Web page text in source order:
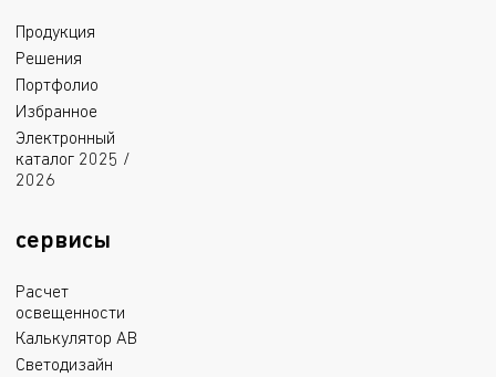
Продукция
Решения
Портфолио
Избранное
Электронный
каталог 2025 /
2026
сервисы
Расчет
освещенности
Калькулятор АВ
Светодизайн